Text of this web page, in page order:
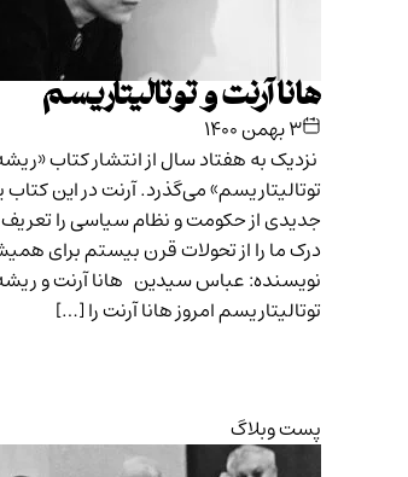
هانا آرنت و توتالیتاریسم
۳ بهمن ۱۴۰۰
نزدیک به هفتاد سال از انتشار کتاب
توتالیتاریسم» می‌گذرد. آرنت در این
جدیدی از حکومت و نظام سیاسی را تعریف
درک ما را از تحولات قرن بیستم برای
نویسنده: عباس سیدین هانا آرنت و
توتالیتاریسم امروز هانا آرنت را […]
پست وبلاگ